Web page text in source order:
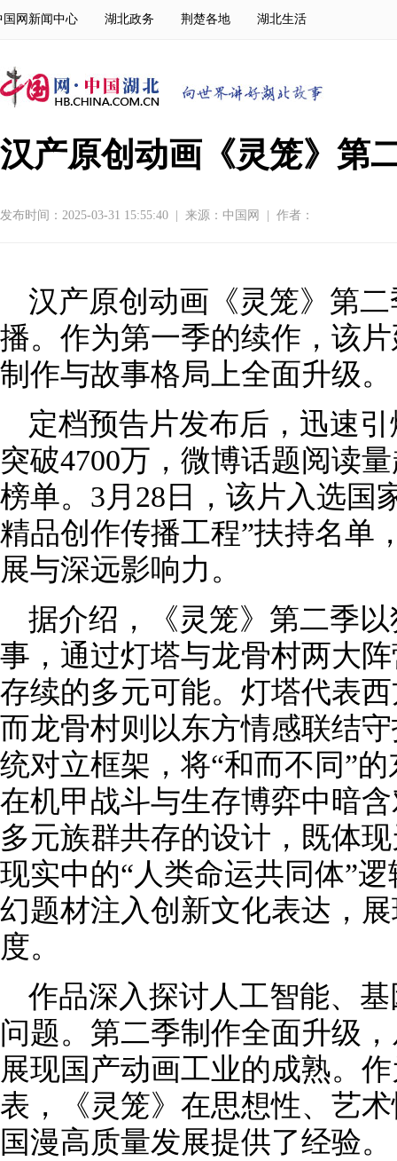
国网新闻中心 湖北政务 荆楚各地 湖北生活
汉产原创动画《灵笼》第
发布时间：2025-03-31 15:55:40 来源： 中国网 作者：
汉产原创动画《灵笼》第
播。作为第一季的续作，该
制作与故事格局上全面升级。
定档预告片发布后，迅速
突破4700万，微博话题阅读
榜单。3月28日，该片入选国
精品创作传播工程”扶持名单
展与深远影响力。
据介绍，《灵笼》第二季
事，通过灯塔与龙骨村两大
存续的多元可能。灯塔代表
而龙骨村则以东方情感联结
统对立框架，将“和而不同”
在机甲战斗与生存博弈中暗
多元族群共存的设计，既体
现实中的“人类命运共同体”
幻题材注入创新文化表达，
度。
作品深入探讨人工智能、
问题。第二季制作全面升级
展现国产动画工业的成熟。
表，《灵笼》在思想性、艺
国漫高质量发展提供了经验。